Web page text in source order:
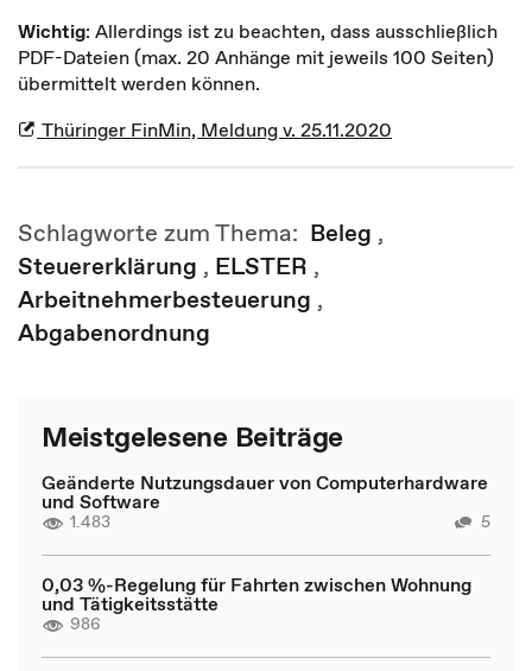
Wichtig: Allerdings ist zu beachten, dass ausschließlich
PDF-Dateien (max. 20 Anhänge mit jeweils 100 Seiten)
übermittelt werden können.
Thüringer FinMin, Meldung v. 25.11.2020
Schlagworte zum Thema: Beleg ,
Steuererklärung , ELSTER ,
Arbeitnehmerbesteuerung ,
Abgabenordnung
Meistgelesene Beiträge
Geänderte Nutzungsdauer von Computerhardware
und Software
1.483 5
0,03 %-Regelung für Fahrten zwischen Wohnung
und Tätigkeitsstätte
986